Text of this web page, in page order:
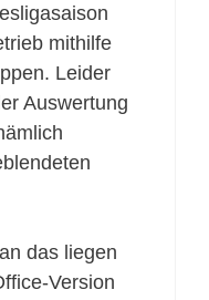
mithilfe
Leider
Auswertung
das liegen
Version